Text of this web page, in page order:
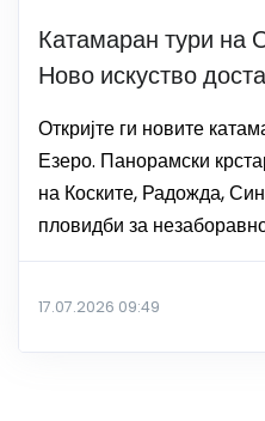
Катамаран тури на
Ново искуство
Откријте ги новите
Езеро. Панорамски
на Коските, Радожда,
пловидби за
17.07.2026 09:49